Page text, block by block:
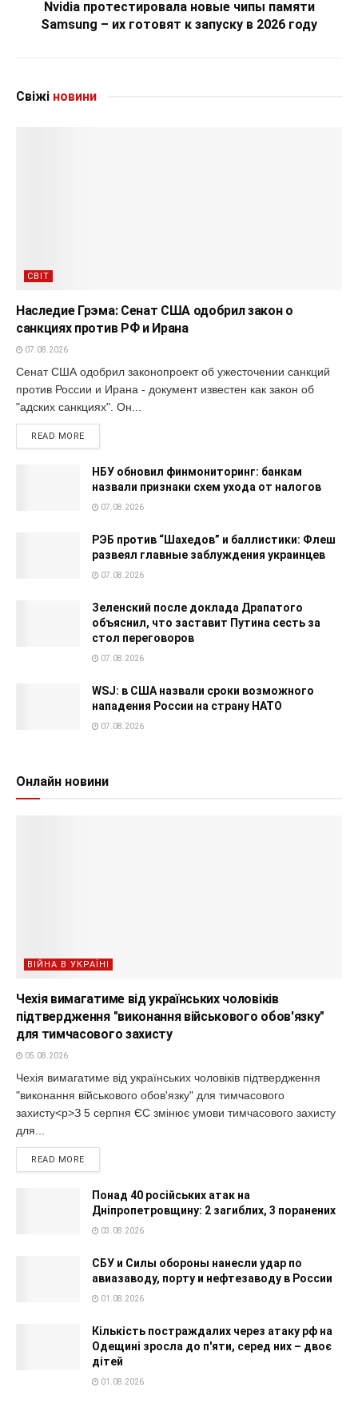
Nvidia протестировала новые чипы памяти
Samsung – их готовят к запуску в 2026 году
Свіжі новини
СВІТ
Наследие Грэма: Сенат США одобрил закон о
санкциях против РФ и Ирана
07.08.2026
Сенат США одобрил законопроект об ужесточении санкций
против России и Ирана - документ известен как закон об
"адских санкциях". Он...
READ MORE
НБУ обновил финмониторинг: банкам
назвали признаки схем ухода от налогов
07.08.2026
РЭБ против “Шахедов” и баллистики: Флеш
развеял главные заблуждения украинцев
07.08.2026
Зеленский после доклада Драпатого
объяснил, что заставит Путина сесть за
стол переговоров
07.08.2026
WSJ: в США назвали сроки возможного
нападения России на страну НАТО
07.08.2026
Онлайн новини
ВІЙНА В УКРАЇНІ
Чехія вимагатиме від українських чоловіків
підтвердження "виконання військового обов'язку"
для тимчасового захисту
05.08.2026
Чехія вимагатиме від українських чоловіків підтвердження
"виконання військового обов'язку" для тимчасового
захисту<p>З 5 серпня ЄС змінює умови тимчасового захисту
для...
READ MORE
Понад 40 російських атак на
Дніпропетровщину: 2 загиблих, 3 поранених
03.08.2026
СБУ и Силы обороны нанесли удар по
авиазаводу, порту и нефтезаводу в России
01.08.2026
Кількість постраждалих через атаку рф на
Одещині зросла до п'яти, серед них – двоє
дітей
01.08.2026